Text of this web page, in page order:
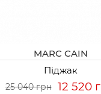
MARC CAIN
Піджак
25 040 грн 12 520